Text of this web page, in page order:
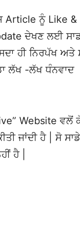
ਨੂੰ Like
ਦੇਖਣ ਲਈ
ਹੀ ਨਿਰਪੱਖ ਅਤੇ
ਲੱਖ -ਲੱਖ ਧੰਨਵਾਦ
Website ਵਲੋਂ
ਜਾਂਦੀ ਹੈ | ਸੋ
ਹੈ |